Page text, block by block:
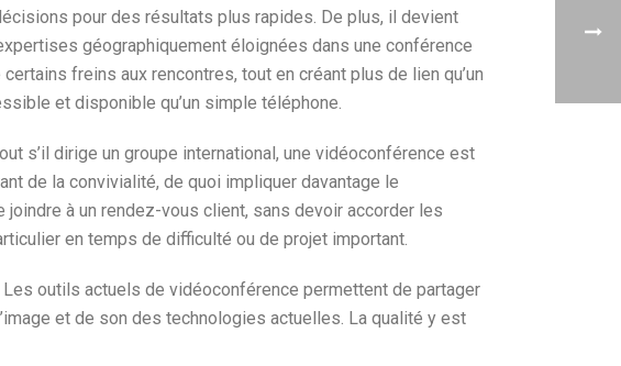
pour des résultats plus rapides. De plus, il devient
géographiquement éloignées dans une conférence
freins aux rencontres, tout en créant plus de lien qu’un
et disponible qu’un simple téléphone.
s’il dirige un groupe international, une vidéoconférence est
de la convivialité, de quoi impliquer davantage le
à un rendez-vous client, sans devoir accorder les
en temps de difficulté ou de projet important.
outils actuels de vidéoconférence permettent de partager
et de son des technologies actuelles. La qualité y est